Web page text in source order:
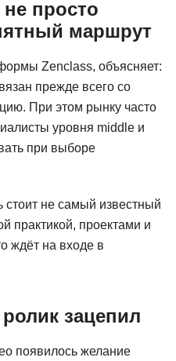
просто
маршрут
Zenclass, объясняет:
прежде всего со
При этом рынку часто
уровня middle и
при выборе
стоит не самый известный
практикой, проектами и
ждёт на входе в
зацепил
появилось желание